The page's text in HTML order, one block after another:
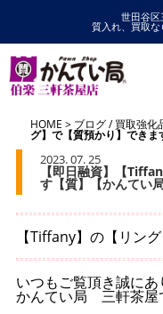
世田谷区
質入れ、買取
HOME ブログ/買取強化
グ】で【質預かり】でき
2023. 07. 25
【即日融資】【
す【質】【かんてい
【Tiffany】の【リン
いつもご覧頂き誠にあ
かんてい局 三軒茶屋